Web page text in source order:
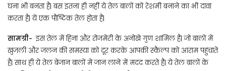
घना भी बनता है| बस इतना ही नहीं ये तेल बालों को रेशमी बनाने का भी दावा
करता है| ये एक पौष्टिक तेल होता है|
सामग्री- इस तेल में हिना और रोजमेरी के अनोखे गुण शामिल है| जो बालों में
खुजली और जलन की समस्या को दूर करके आपकी स्कैल्प को आराम पहुंचाते
है| साथ ही ये तेल बेजान बालों में जान लाने में मदद करते है| ये तेल बालों के